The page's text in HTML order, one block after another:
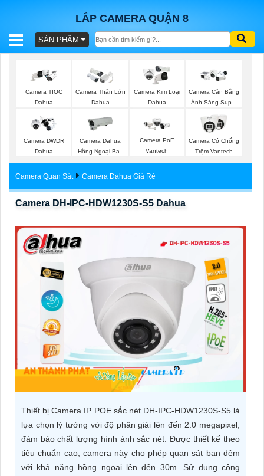
LẮP CAMERA QUẬN 8
BÁO
TRỌN
VẤN
LẮP
CAMERA
DỊCH
VỤ
SẢN PHẨM
Camera TIOC
Dahua
Camera Thân Lớn
Dahua
Camera Kim Loại
Dahua
Camera Cân Bằng
Ánh Sáng Super
Camera DWDR
Dahua
Camera Dahua
Hồng Ngoại Ban
Đêm
Camera PoE
Vantech
Camera Có Chống
Trộm Vantech
Camera Quan Sát Camera Dahua Giá Rẻ
Camera DH-IPC-HDW1230S-S5 Dahua
Thiết bị Camera IP POE sắc nét DH-IPC-HDW1230S-S5 là
lựa chọn lý tưởng với độ phân giải lên đến 2.0 megapixel,
đảm bảo chất lượng hình ảnh sắc nét. Được thiết kế theo
tiêu chuẩn cao, camera này cho phép quan sát ban đêm
với khả năng hồng ngoại lên đến 30m. Sử dụng công